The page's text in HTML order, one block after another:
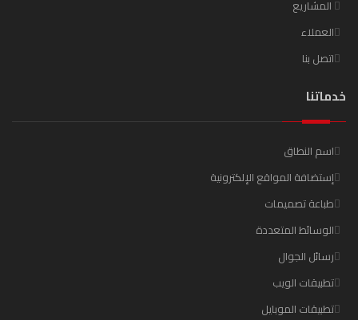
المشاريع
العملاء
اتصل بنا
خدماتنا
اسم النطاق
إستضافة المواقع الإلكترونية
طباعة تصميمات
الوسائط المتعددة
رسائل الجوال
تطبيقات الويب
تطبيقات الموبايل